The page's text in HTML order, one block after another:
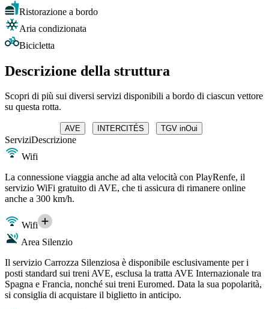
Ristorazione a bordo
Aria condizionata
Bicicletta
Descrizione della struttura
Scopri di più sui diversi servizi disponibili a bordo di ciascun vettore
su questa rotta.
AVE INTERCITÉS TGV inOui
ServiziDescrizione
Wifi
La connessione viaggia anche ad alta velocità con PlayRenfe, il
servizio WiFi gratuito di AVE, che ti assicura di rimanere online
anche a 300 km/h.
Wifi
Area Silenzio
Il servizio Carrozza Silenziosa è disponibile esclusivamente per i
posti standard sui treni AVE, esclusa la tratta AVE Internazionale tra
Spagna e Francia, nonché sui treni Euromed. Data la sua popolarità,
si consiglia di acquistare il biglietto in anticipo.